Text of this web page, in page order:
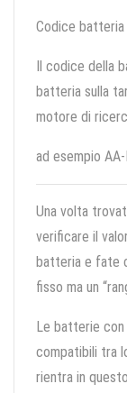
Codice batteria
Il codice della
batteria sulla
motore di
ad esempio
Una volta
verificare il
batteria e fate
fisso ma un
Le batterie con
compatibili tra
rientra in